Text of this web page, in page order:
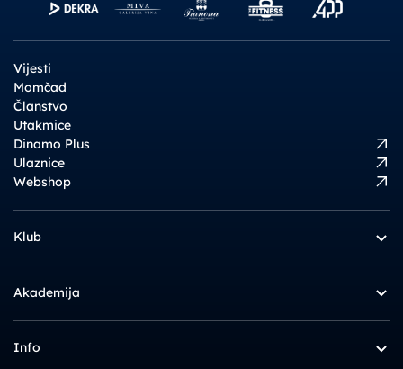
Vijesti
Momčad
Članstvo
Utakmice
Dinamo Plus
Ulaznice
Webshop
Klub
Akademija
Info